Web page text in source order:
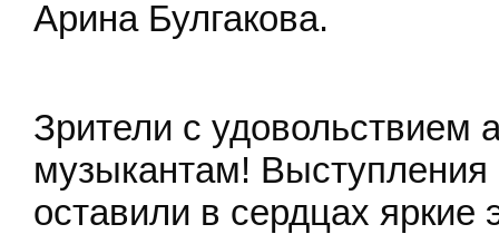
Арина Булгакова.
Зрители с
музыкантам!
оставили в сердцах